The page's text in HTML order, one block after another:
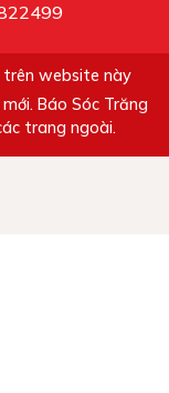
trên website này
Báo Sóc Trăng
trang ngoài.